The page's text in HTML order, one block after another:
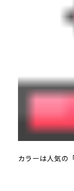
カラーは人気の